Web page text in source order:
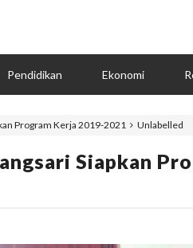
Pendidikan Ekonomi
Unlabelled
Program Kerja 2019-2021
Siapkan